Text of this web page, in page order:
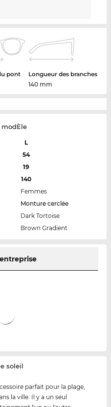
pont
Longueur des branches
140 mm
modÈle
L
54
19
140
Femmes
Monture cerclée
Dark Tortoise
Brown Gradient
soleil
parfait pour la plage,
la ville. Il y a un seul